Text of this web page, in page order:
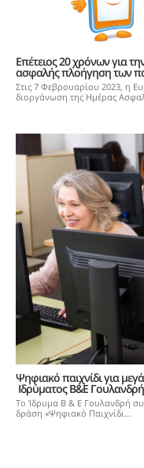
Επέτειος 20 χρόνων για
ασφαλής πλοήγηση των
Στις 7 Φεβρουαρίου 2023, η
διοργάνωση της Ημέρας
Ψηφιακό παιχνίδι για
Ιδρύματος Β&Ε
Το Ίδρυμα Β & Ε Γουλανδρή
δράση «Ψηφιακό Παιχνίδι...